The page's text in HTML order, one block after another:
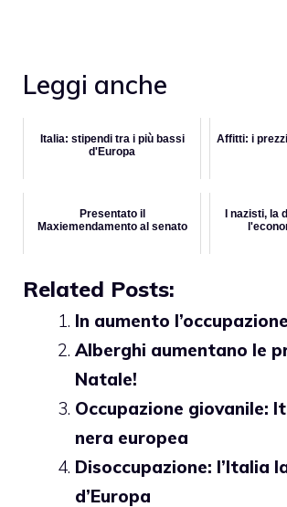
Leggi anche
Italia: stipendi tra i più bassi
d'Europa
Affitti: i
Presentato il
Maxiemendamento al senato
I nazisti, la
Related Posts:
In aumento
Alberghi aumentano le
Natale!
Occupazione giovanile:
nera europea
Disoccupazione: l’Italia
d’Europa